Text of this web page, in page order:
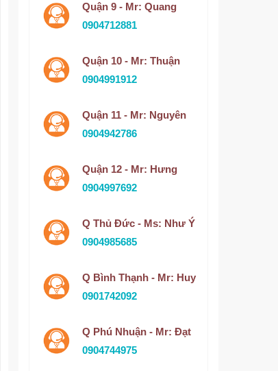
Quận 9 - Mr: Quang
0904712881
Quận 10 - Mr: Thuận
0904991912
Quận 11 - Mr: Nguyên
0904942786
Quận 12 - Mr: Hưng
0904997692
Q Thủ Đức - Ms: Như Ý
0904985685
Q Bình Thạnh - Mr: Huy
0901742092
Q Phú Nhuận - Mr: Đạt
0904744975